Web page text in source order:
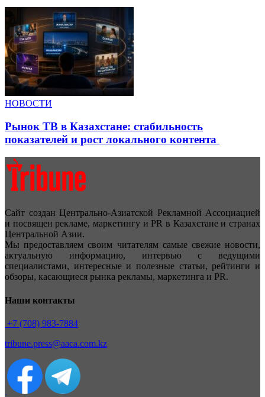
НОВОСТИ
Рынок ТВ в Казахстане: стабильность
показателей и рост локального контента
Сайт создан Центрально-Азиатской Рекламной Ассоциацией
и посвящен рекламе, маркетингу и PR в Казахстане и странах
Центральной Азии.
Мы предоставляем своим читателям самые свежие новости,
актуальную информацию, интервью с ведущими
специалистами, интересные и полезные статьи, рейтинги и
обзоры, касающиеся рынка рекламы, маркетинга и PR.
Наши контакты
+7 (708) 983-7884
tribune.press@aaca.com.kz